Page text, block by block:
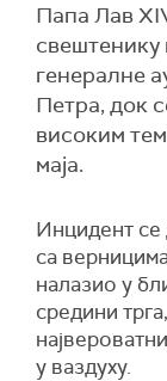
Папа Лав
свештенику
генералне
Петра, док
високим
маја.
Инцидент се
са
налазио у
средини
у ваздуху.